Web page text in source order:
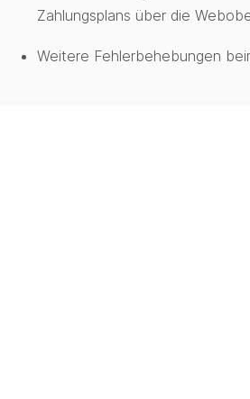
Zahlungsplans über die
Weitere Fehlerbehebungen